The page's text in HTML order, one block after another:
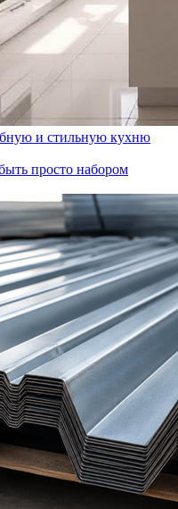
и стильную кухню
просто набором